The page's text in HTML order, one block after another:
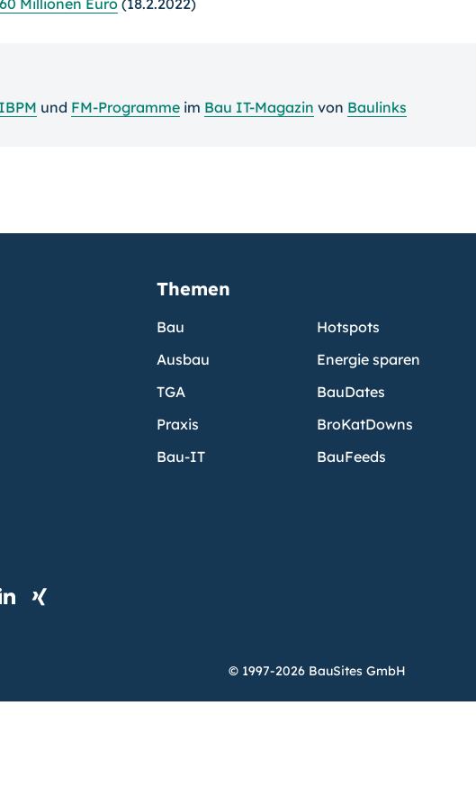
Millionen Euro(18.2.2022)
und FM-Programme im Bau IT-Magazin von Baulinks
Themen
Bau
Ausbau
TGA
Praxis
Bau-IT
Hotspots
Energie sparen
BauDates
BroKatDowns
BauFeeds
© 1997-2026 BauSites GmbH